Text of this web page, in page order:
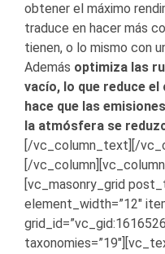
obtener el máximo
traduce en hacer más
tienen, o lo mismo con
Además optimiza las
vacío, lo que reduce
hace que las
la atmósfera se
[/vc_column_text][/
[/
[vc_masonry_grid
element_width=”12″